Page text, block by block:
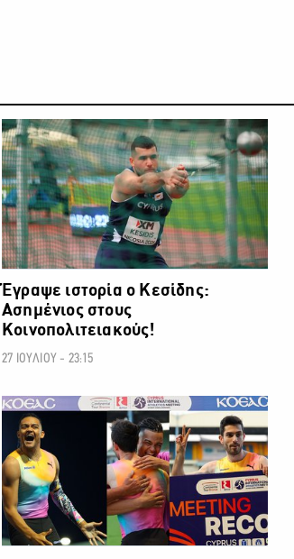
ΑΛΛΑ ΣΠΟΡ
Έγραψε ιστορία ο Κεσίδης:
Ασημένιος στους
Κοινοπολιτειακούς!
27 ΙΟΥΛΙΟΥ - 23:15
ΑΛΛΑ ΣΠΟΡ